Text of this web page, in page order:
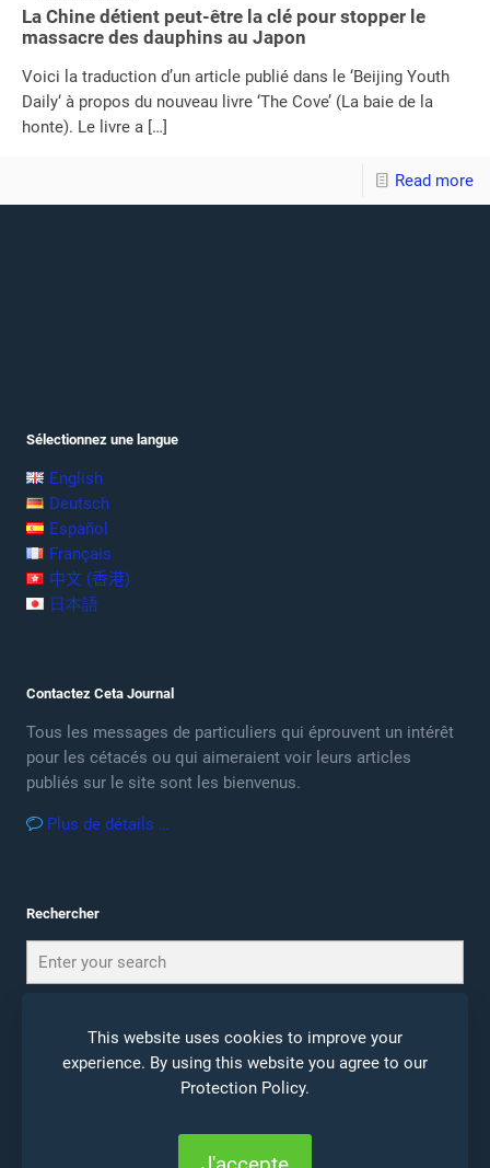
La Chine détient peut-être la clé pour stopper le
massacre des dauphins au Japon
Voici la traduction d’un article publié dans le ‘Beijing Youth
Daily‘ à propos du nouveau livre ‘The Cove’ (La baie de la
honte). Le livre a […]
Read more
Sélectionnez une langue
English
Deutsch
Español
Français
中文 (香港)
日本語
Contactez Ceta Journal
Tous les messages de particuliers qui éprouvent un intérêt
pour les cétacés ou qui aimeraient voir leurs articles
publiés sur le site sont les bienvenus.
Plus de détails …
Rechercher
Confidentialité
This website uses cookies to improve your
experience. By using this website you agree to our
Protection Policy.